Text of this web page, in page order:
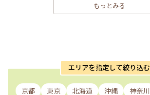
もっとみる
エリアを指定して絞り込む
京都 東京 北海道 沖縄 神奈川